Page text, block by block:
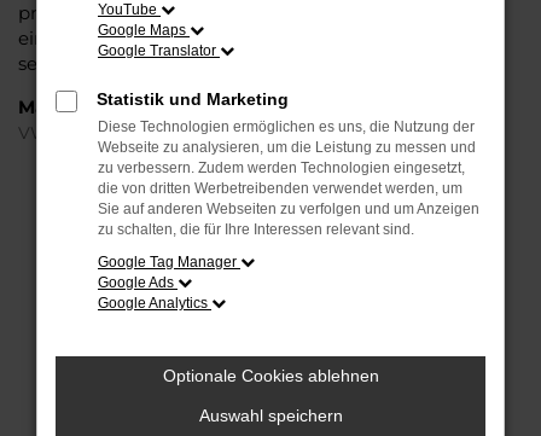
preislichen Nachlass freuen dürfen und beim Kauf auf
ein Unternehmen mit mehr als 80 Jahren Erfahrung
setzen.
Marken
VW
FEHLER: NETWORK ERROR
Hier sind ein paar Tipps, die dir helfen können:
Überprüfe deine Firewall und deine
Laden andere Webseiten, zum Beispiel deine
YouTube
Google Maps
Google Translator
Statistik und Marketing
Diese Technologien ermöglichen es uns, die Nutzung der
Webseite zu analysieren, um die Leistung zu messen und
zu verbessern. Zudem werden Technologien eingesetzt,
die von dritten Werbetreibenden verwendet werden, um
Sie auf anderen Webseiten zu verfolgen und um Anzeigen
zu schalten, die für Ihre Interessen relevant sind.
Google Tag Manager
Google Ads
Google Analytics
Optionale Cookies ablehnen
Auswahl speichern